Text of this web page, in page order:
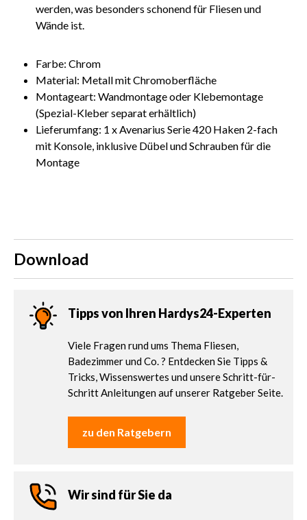
werden, was besonders schonend für Fliesen und
Wände ist.
Farbe: Chrom
Material: Metall mit Chromoberfläche
Montageart: Wandmontage oder Klebemontage
(Spezial-Kleber separat erhältlich)
Lieferumfang: 1 x Avenarius Serie 420 Haken 2-fach
mit Konsole, inklusive Dübel und Schrauben für die
Montage
Download
Tipps von Ihren Hardys24-Experten
Viele Fragen rund ums Thema Fliesen,
Badezimmer und Co. ? Entdecken Sie Tipps &
Tricks, Wissenswertes und unsere Schritt-für-
Schritt Anleitungen auf unserer Ratgeber Seite.
zu den Ratgebern
Wir sind für Sie da